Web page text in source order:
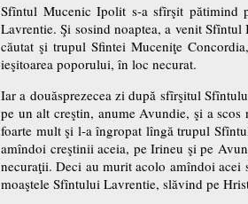
Sfîntul Mucenic Ipolit s-a sfîrşit pătimind
Lavrentie. Şi sosind noaptea, a venit
căutat şi trupul Sfintei Muceniţe
ieşitoarea poporului, în loc necurat.
Iar a douăsprezecea zi după sfîrşitul
pe un alt creştin, anume Avundie, şi a
foarte mult şi l-a îngropat lîngă trupul
amîndoi creştinii aceia, pe Irineu şi pe
necuraţii. Deci au murit acolo amîndoi
moaştele Sfîntului Lavrentie, slăvind pe